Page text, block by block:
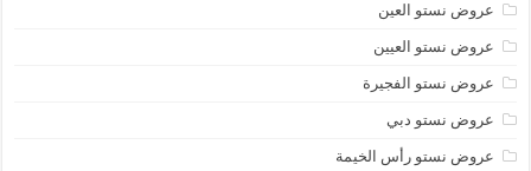
عروض نستو العين
عروض نستو العيين
عروض نستو الفجيرة
عروض نستو دبي
عروض نستو رأس الخيمة